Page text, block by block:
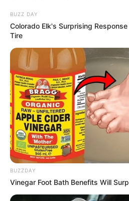
Θεσσαλονίκη: Τι
λεωφορειακές
λειτουργία της
στην Καλαμαριά
Τραγωδία στην
Ανδρέας»
BUZZ DAY
Colorado Elk's Surprising
Tire
BUZZDAY
Vinegar Foot Bath Benefits Will